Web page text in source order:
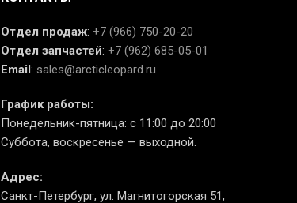
Отдел продаж: +7 (966) 750-20-20
Отдел запчастей: +7 (962) 685-05-01
Email: sales@arcticleopard.ru
График работы:
Понедельник-пятница: с 11:00 до 20:00
Суббота, воскресенье — выходной.
Адрес:
Санкт-Петербург, ул. Магнитогорская 51,